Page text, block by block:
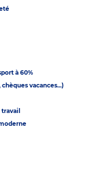
à 60%
vacances...)